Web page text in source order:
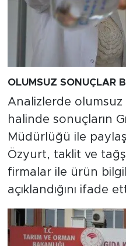
OLUMSUZ SONUÇLAR
Analizlerde olumsuz
halinde sonuçların
Müdürlüğü ile
Özyurt, taklit ve
firmalar ile ürün
açıklandığını ifade